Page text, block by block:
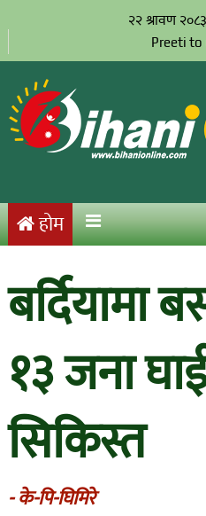
२२ श्रावण
Preeti to
होम
बर्दियामा
१३ जना
सिकिस्त
- के-पि-घिमिरे